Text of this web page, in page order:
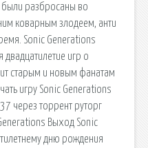
были разбросаны во
коварным злодеем, анти
Sonic Generations
двадцатилетие игр о
старым и новым фанатам
игру Sonic Generations
через торрент руторг
Выход Sonic
дню рождения